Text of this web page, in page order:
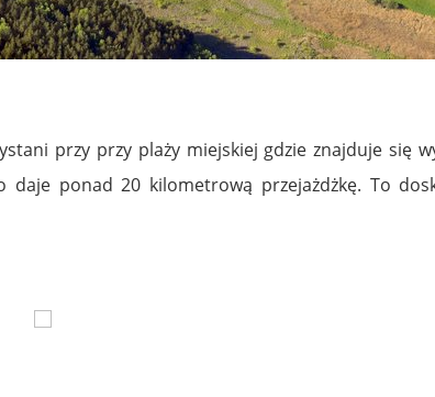
przy przy plaży miejskiej gdzie znajduje się
ponad 20 kilometrową przejażdżkę. To